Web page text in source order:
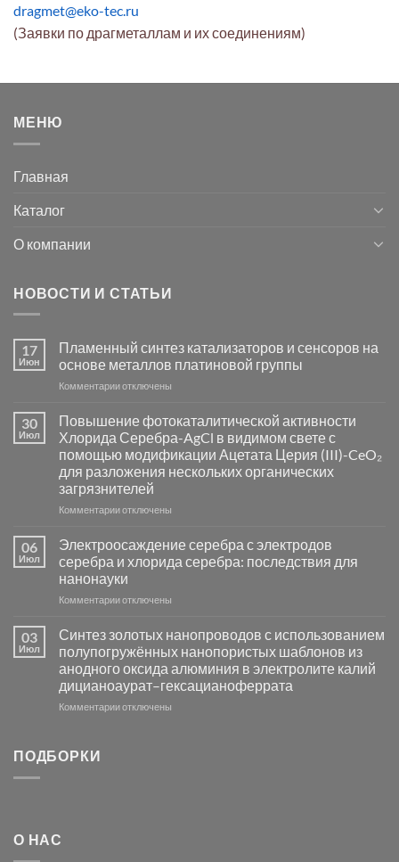
dragmet@eko-tec.ru
(Заявки по драгметаллам и их соединениям)
МЕНЮ
Главная
Каталог
О компании
НОВОСТИ И СТАТЬИ
17
Июн
Пламенный синтез катализаторов и сенсоров на
основе металлов платиновой группы
Комментариик
Пламенный
синтез
катализаторов
и
сенсоров
на
основе
группы
отключены
30
Июл
Повышение фотокаталитической активности
Хлорида Серебра-AgCl в видимом свете с
помощью модификации Ацетата Церия (III)-CeO₂
для разложения нескольких органических
загрязнителей
Комментариик
фотокаталитической
активности
Хлорида
Серебра-
в
видимом
свете
с
помощью
модификации
отключены
06
Июл
Электроосаждение серебра с электродов
серебра и хлорида серебра: последствия для
нанонауки
Комментариик
серебра
с
электродов
серебра
и
отключены
03
Июл
Синтез золотых нанопроводов с использованием
полупогружённых нанопористых шаблонов из
анодного оксида алюминия в электролите калий
дицианоаурат–гексацианоферрата
Комментариикотключены
ПОДБОРКИ
О НАС